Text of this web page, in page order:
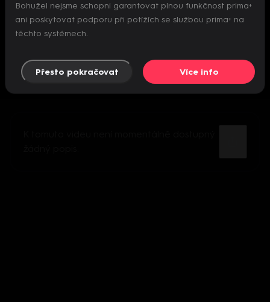
Nepodařilo se inicializovat přehrávač
Bohužel nejsme schopni garantovat plnou funkčnost prima+
ani poskytovat podporu při potížích se službou prima+ na
těchto systémech.
Přesto pokračovat Více info